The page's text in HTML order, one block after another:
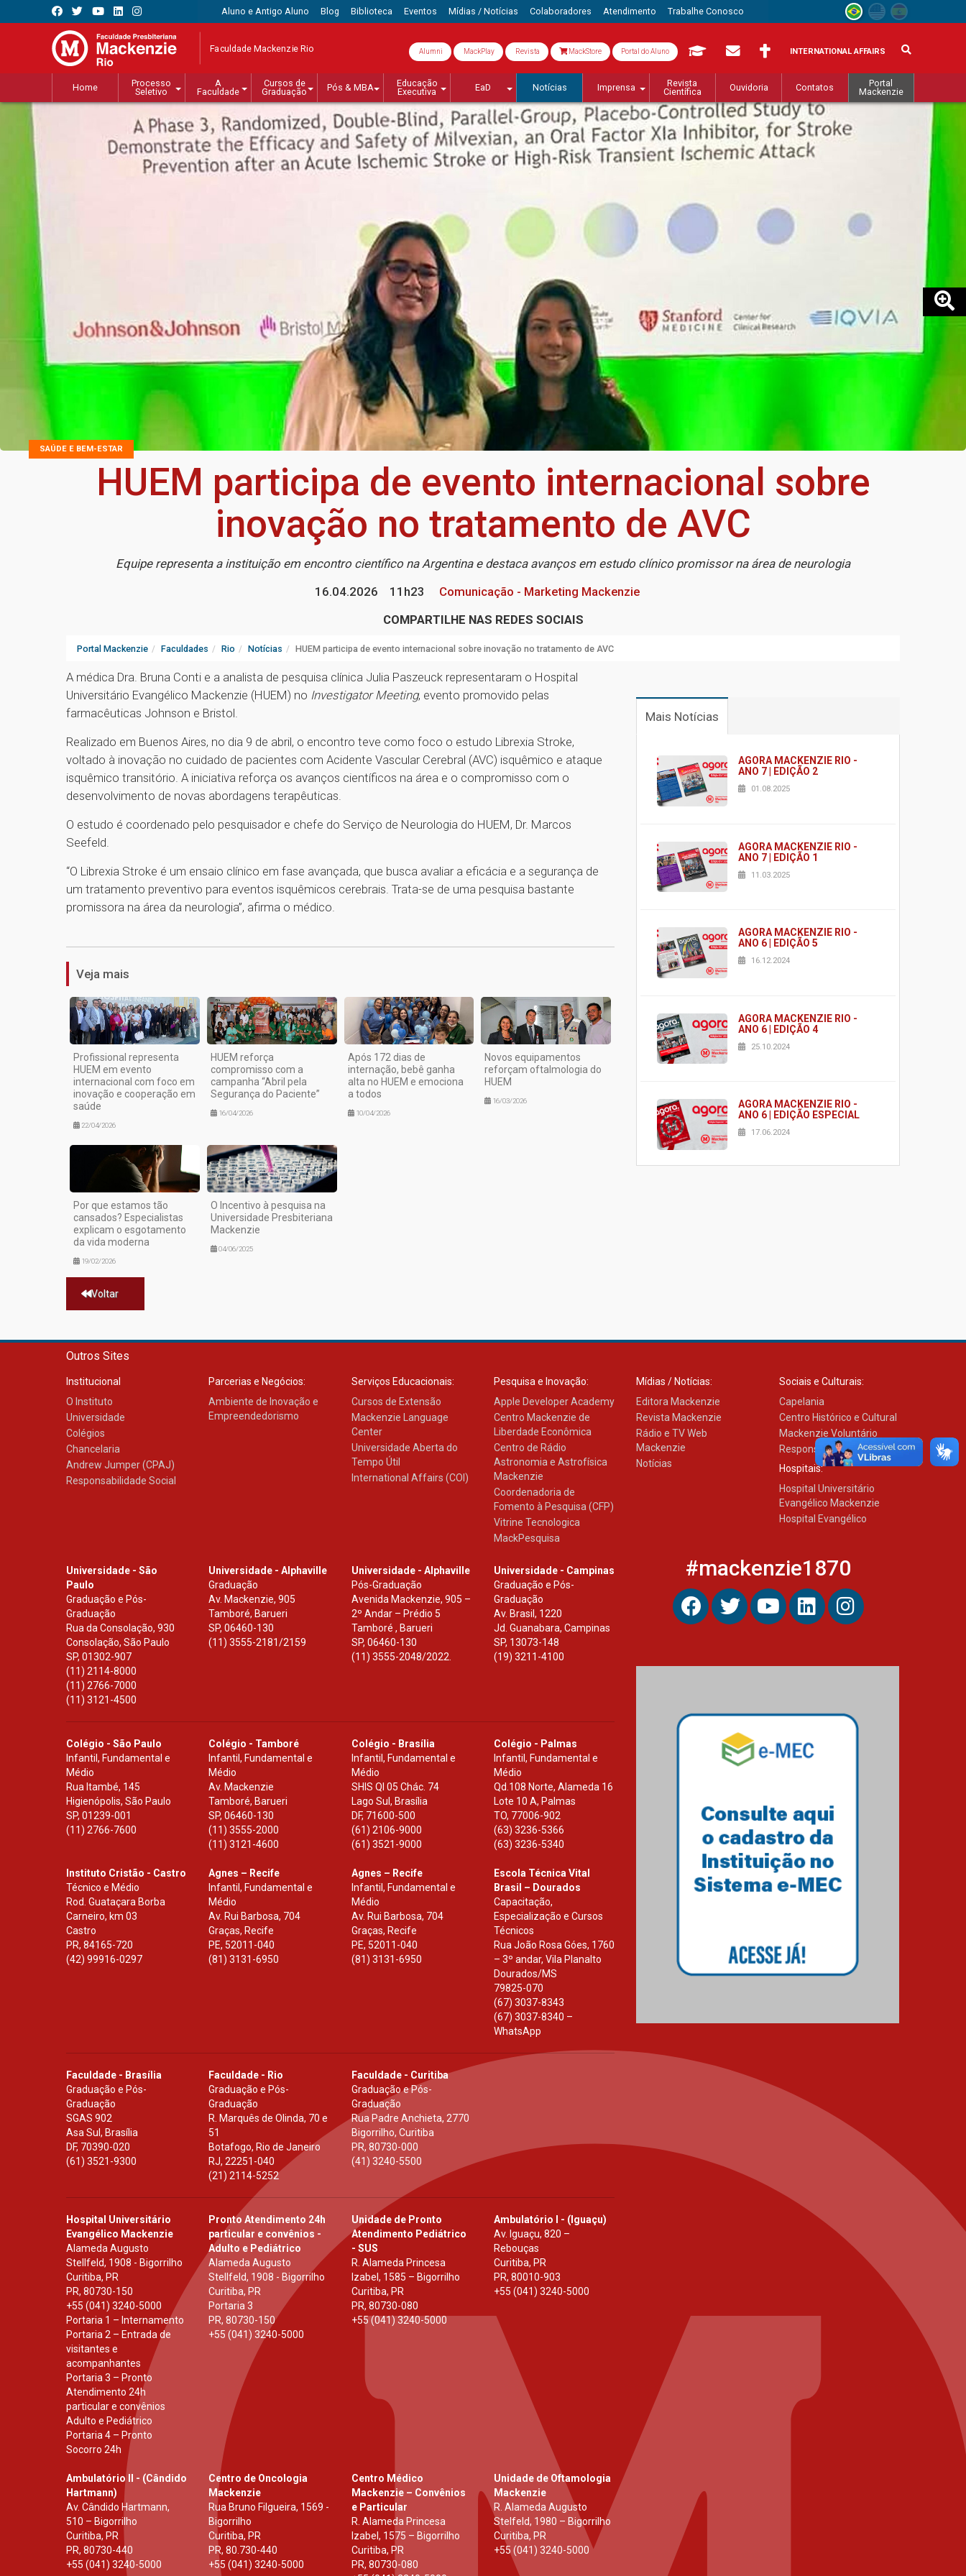
Aluno e Antigo Aluno Blog Biblioteca Eventos Mídias / Notícias Colaboradores Atendimento Trabalhe Conosco
Faculdade Mackenzie Rio Alumni MackPlay Revista MackStore Portal do Aluno INTERNATIONAL AFFAIRS
Home
Processo
Seletivo
A
Faculdade
Cursos de
Graduação
Pós & MBA
Educação
Executiva
EaD Notícias Imprensa
Revista
Científica
Ouvidoria Contatos
Portal
Mackenzie
SAÚDE E BEM-ESTAR
HUEM participa de evento internacional sobre
inovação no tratamento de AVC
Equipe representa a instituição em encontro científico na Argentina e destaca avanços em estudo clínico promissor na área de neurologia
16.04.2026
11h23
Comunicação - Marketing Mackenzie
COMPARTILHE NAS REDES SOCIAIS
Portal Mackenzie Faculdades Rio Notícias HUEM participa de evento internacional sobre inovação no tratamento de AVC
A médica Dra. Bruna Conti e a analista de pesquisa clínica Julia Paszeuck representaram o Hospital
Universitário Evangélico Mackenzie (HUEM) no Investigator Meeting, evento promovido pelas
farmacêuticas Johnson e Bristol.
Realizado em Buenos Aires, no dia 9 de abril, o encontro teve como foco o estudo Librexia Stroke,
voltado à inovação no cuidado de pacientes com Acidente Vascular Cerebral (AVC) isquêmico e ataque
isquêmico transitório. A iniciativa reforça os avanços científicos na área e o compromisso com o
desenvolvimento de novas abordagens terapêuticas.
O estudo é coordenado pelo pesquisador e chefe do Serviço de Neurologia do HUEM, Dr. Marcos
Seefeld.
“O Librexia Stroke é um ensaio clínico em fase avançada, que busca avaliar a eficácia e a segurança de
um tratamento preventivo para eventos isquêmicos cerebrais. Trata-se de uma pesquisa bastante
promissora na área da neurologia”, afirma o médico.
Veja mais
Profissional representa
HUEM em evento
internacional com foco em
inovação e cooperação em
saúde
22/04/2026
HUEM reforça
compromisso com a
campanha “Abril pela
Segurança do Paciente”
16/04/2026
Após 172 dias de
internação, bebê ganha
alta no HUEM e emociona
a todos
10/04/2026
Novos equipamentos
reforçam oftalmologia do
HUEM
16/03/2026
Por que estamos tão
cansados? Especialistas
explicam o esgotamento
da vida moderna
19/02/2026
O Incentivo à pesquisa na
Universidade Presbiteriana
Mackenzie
04/06/2025
Voltar
Mais Notícias
AGORA MACKENZIE RIO -
ANO 7 | EDIÇÃO 2
01.08.2025
AGORA MACKENZIE RIO -
ANO 7 | EDIÇÃO 1
11.03.2025
AGORA MACKENZIE RIO -
ANO 6 | EDIÇÃO 5
16.12.2024
AGORA MACKENZIE RIO -
ANO 6 | EDIÇÃO 4
25.10.2024
AGORA MACKENZIE RIO -
ANO 6 | EDIÇÃO ESPECIAL
17.06.2024
A HISTÓRIA DA FACULDADE
PRESBITERIANA MACKENZIE
RIO ATÉ À SUA NOVA
06.07.2023
Rio é Sobre Finanças
Pessoais
Outros Sites
Institucional
O Instituto
Universidade
Colégios
Chancelaria
Andrew Jumper (CPAJ)
Responsabilidade Social
Parcerias e Negócios:
Ambiente de Inovação e
Empreendedorismo
Serviços Educacionais:
Cursos de Extensão
Mackenzie Language
Center
Universidade Aberta do
Tempo Útil
International Affairs (COI)
Pesquisa e Inovação:
Apple Developer Academy
Centro Mackenzie de
Liberdade Econômica
Centro de Rádio
Astronomia e Astrofísica
Mackenzie
Coordenadoria de
Fomento à Pesquisa (CFP)
Vitrine Tecnologica
MackPesquisa
Mídias / Notícias:
Editora Mackenzie
Revista Mackenzie
Rádio e TV Web
Mackenzie
Notícias
Sociais e Culturais:
Capelania
Centro Histórico e Cultural
Mackenzie Voluntário
Responsabilidade Social
Hospitais:
Hospital Universitário
Evangélico Mackenzie
Hospital Evangélico
Universidade - São
Paulo
Graduação e Pós-
Graduação
Rua da Consolação, 930
Consolação, São Paulo
SP, 01302-907
(11) 2114-8000
(11) 2766-7000
(11) 3121-4500
Universidade - Alphaville
Graduação
Av. Mackenzie, 905
Tamboré, Barueri
SP,06460-130
(11) 3555-2181/2159
Universidade - Alphaville
Pós-Graduação
Avenida Mackenzie, 905 –
2º Andar – Prédio 5
Tamboré , Barueri
SP, 06460-130
(11) 3555-2048/2022.
Universidade - Campinas
Graduação e Pós-
Graduação
Av. Brasil, 1220
Jd. Guanabara, Campinas
SP, 13073-148
(19) 3211-4100
Colégio - São Paulo
Infantil, Fundamental e
Médio
Rua Itambé, 145
Higienópolis, São Paulo
SP, 01239-001
(11) 2766-7600
Colégio - Tamboré
Infantil, Fundamental e
Médio
Av. Mackenzie
Tamboré, Barueri
SP,06460-130
(11) 3555-2000
(11) 3121-4600
Colégio - Brasília
Infantil, Fundamental e
Médio
SHIS Ql 05 Chác. 74
Lago Sul, Brasília
DF, 71600-500
(61) 2106-9000
(61) 3521-9000
Colégio - Palmas
Infantil, Fundamental e
Médio
Qd.108 Norte, Alameda 16
Lote 10 A, Palmas
TO, 77006-902
(63) 3236-5366
(63) 3236-5340
Instituto Cristão - Castro
Técnico e Médio
Rod. Guataçara Borba
Carneiro, km 03
Castro
PR, 84165-720
(42) 99916-0297
Agnes – Recife
Infantil, Fundamental e
Médio
Av. Rui Barbosa, 704
Graças, Recife
PE, 52011-040
(81) 3131-6950
Agnes – Recife
Infantil, Fundamental e
Médio
Av. Rui Barbosa, 704
Graças, Recife
PE, 52011-040
(81) 3131-6950
Escola Técnica Vital
Brasil – Dourados
Capacitação,
Especialização e Cursos
Técnicos
Rua João Rosa Góes, 1760
– 3º andar, Vila Planalto
Dourados/MS
79825-070
(67) 3037-8343
(67) 3037-8340 –
WhatsApp
Faculdade - Brasília
Graduação e Pós-
Graduação
SGAS 902
Asa Sul, Brasília
DF, 70390-020
(61) 3521-9300
Faculdade - Rio
Graduação e Pós-
Graduação
R. Marquês de Olinda, 70 e
51
Botafogo, Rio de Janeiro
RJ,22251-040
(21) 2114-5252
Faculdade - Curitiba
Graduação e Pós-
Graduação
Rua Padre Anchieta, 2770
Bigorrilho, Curitiba
PR, 80730-000
(41) 3240-5500
Hospital Universitário
Evangélico Mackenzie
Alameda Augusto
Stellfeld, 1908 - Bigorrilho
Curitiba, PR
PR, 80730-150
+55 (041) 3240-5000
Portaria 1 – Internamento
Portaria 2 – Entrada de
visitantes e
acompanhantes
Portaria 3 – Pronto
Atendimento 24h
particular e convênios
Adulto e Pediátrico
Portaria 4 – Pronto
Socorro 24h
Pronto Atendimento 24h
particular e convênios -
Adulto e Pediátrico
Alameda Augusto
Stellfeld, 1908 - Bigorrilho
Curitiba, PR
Portaria 3
PR,80730-150
+55 (041) 3240-5000
Unidade de Pronto
Atendimento Pediátrico
- SUS
R. Alameda Princesa
Izabel, 1585 – Bigorrilho
Curitiba, PR
PR, 80730-080
+55 (041) 3240-5000
Ambulatório I - (Iguaçu)
Av. Iguaçu, 820 –
Rebouças
Curitiba, PR
PR, 80010-903
+55 (041) 3240-5000
Ambulatório II - (Cândido
Hartmann)
Av. Cândido Hartmann,
510 – Bigorrilho
Curitiba, PR
PR, 80730-440
+55 (041) 3240-5000
Centro de Oncologia
Mackenzie
Rua Bruno Filgueira, 1569 -
Bigorrilho
Curitiba, PR
PR,80.730-440
+55 (041) 3240-5000
Centro Médico
Mackenzie – Convênios
e Particular
R. Alameda Princesa
Izabel, 1575 – Bigorrilho
Curitiba, PR
PR, 80730-080
Unidade de Oftamologia
Mackenzie
R. Alameda Augusto
Stelfeld, 1980 – Bigorrilho
Curitiba, PR
+55 (041) 3240-5000
#mackenzie1870